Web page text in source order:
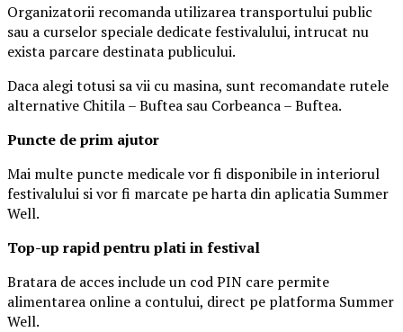
Organizatorii recomanda utilizarea transportului public
sau a curselor speciale dedicate festivalului, intrucat nu
exista parcare destinata publicului.
Daca alegi totusi sa vii cu masina, sunt recomandate rutele
alternative Chitila – Buftea sau Corbeanca – Buftea.
Puncte de prim ajutor
Mai multe puncte medicale vor fi disponibile in interiorul
festivalului si vor fi marcate pe harta din aplicatia Summer
Well.
Top-up rapid pentru plati in festival
Bratara de acces include un cod PIN care permite
alimentarea online a contului, direct pe platforma Summer
Well.